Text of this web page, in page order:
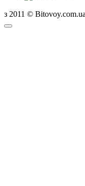
з 2011 ©